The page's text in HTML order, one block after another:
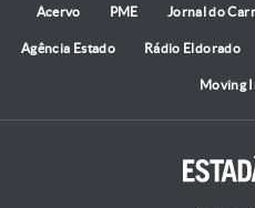
Acervo PME Jornal do
Agência Estado Rádio Eldorado
Moving